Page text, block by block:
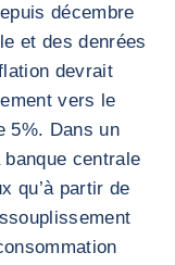
décembre
et des denrées
devrait
vers le
5%. Dans un
centrale
qu’à partir de